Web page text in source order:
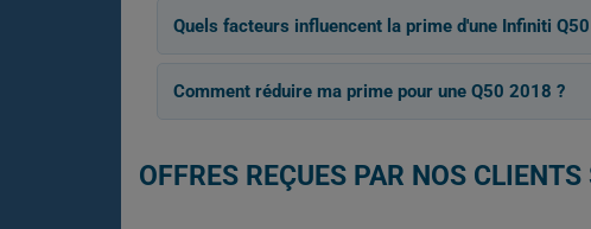
Quels facteurs influencent la prime d'une Infiniti
Comment réduire ma prime pour une Q50 2018 ?
OFFRES REÇUES PAR NOS